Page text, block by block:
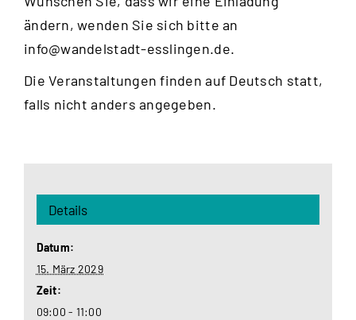
ändern, wenden Sie sich bitte an
info@wandelstadt-esslingen.de.
Die Veranstaltungen finden auf Deutsch statt,
falls nicht anders angegeben.
Details
Datum:
15. März 2029
Zeit:
09:00 - 11:00